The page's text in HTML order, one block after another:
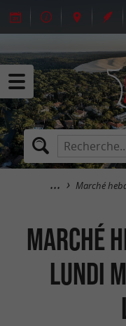
Marché
Marché
lundi